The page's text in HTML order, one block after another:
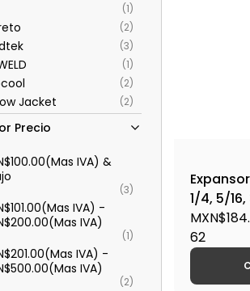
(1)
(2)
(3)
(1)
(2)
Jacket (2)
Precio
(Mas IVA) &
(3)
(Mas IVA) -
(Mas IVA)
(1)
(Mas IVA) -
(Mas IVA)
(2)
1/4, 5/
306
MXN$184.
62